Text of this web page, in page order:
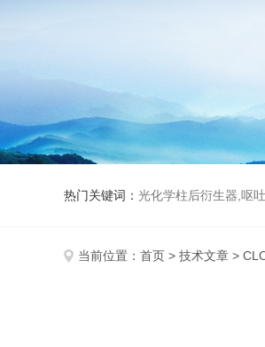
热门关键词： 光化学柱后衍生器,呕
当前位置： 首页 > 技术文章 >